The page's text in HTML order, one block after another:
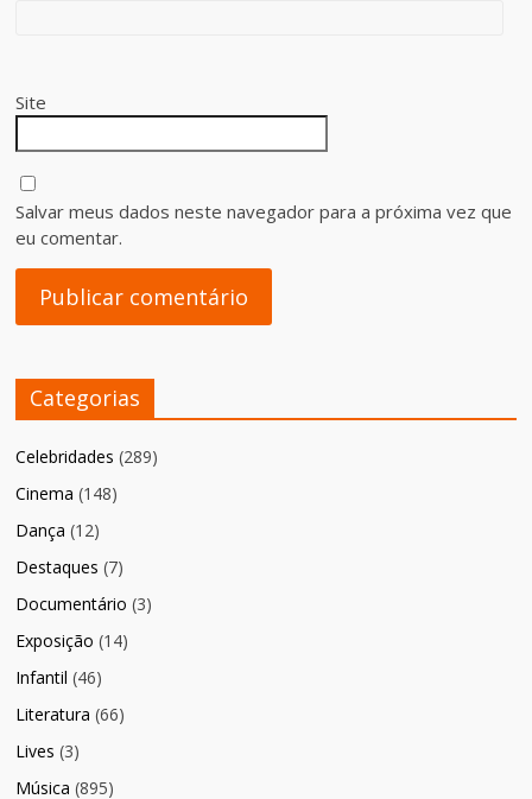
Site
Salvar meus dados neste navegador para a próxima vez que
eu comentar.
Categorias
Celebridades (289)
Cinema (148)
Dança (12)
Destaques (7)
Documentário (3)
Exposição (14)
Infantil (46)
Literatura (66)
Lives (3)
Música (895)